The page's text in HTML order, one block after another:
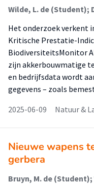
Wilde, L. de (Student);
Het onderzoek verkent
Kritische Prestatie-
BiodiversiteitsMonitor
zijn akkerbouwmatige
en bedrijfsdata wordt
gegevens – zoals
2025-06-09
Natuur &
Nieuwe wapens
gerbera
Bruyn, M. de